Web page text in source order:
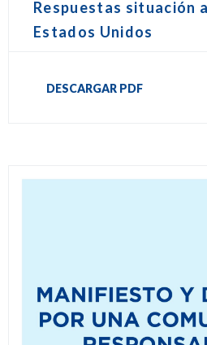
Respuestas situación
Estados Unidos
DESCARGAR PDF